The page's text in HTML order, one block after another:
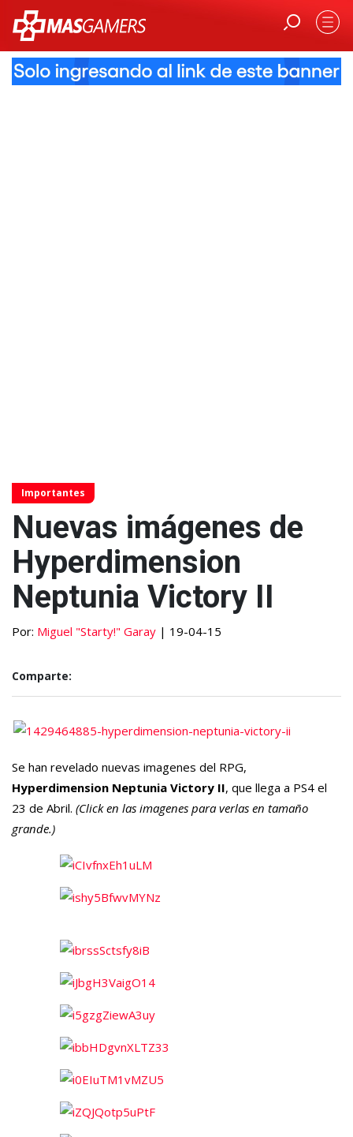
Importantes
Nuevas imágenes de
Hyperdimension
Neptunia Victory II
Por: Miguel "Starty!" Garay | 19-04-15
Comparte:
Se han revelado nuevas imagenes del RPG,
Hyperdimension Neptunia Victory II, que llega a PS4 el
23 de Abril. (Click en las imagenes para verlas en tamaño
grande.)